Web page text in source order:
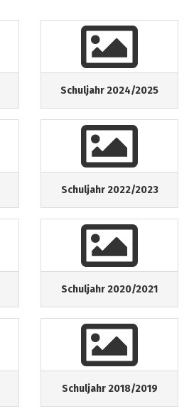
Schuljahr 2024/2025
Schuljahr 2022/2023
Schuljahr 2020/2021
Schuljahr 2018/2019